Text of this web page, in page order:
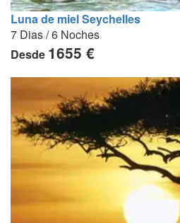
Luna de miel Seychelles
7 Dias / 6 Noches
Desde 1655 €